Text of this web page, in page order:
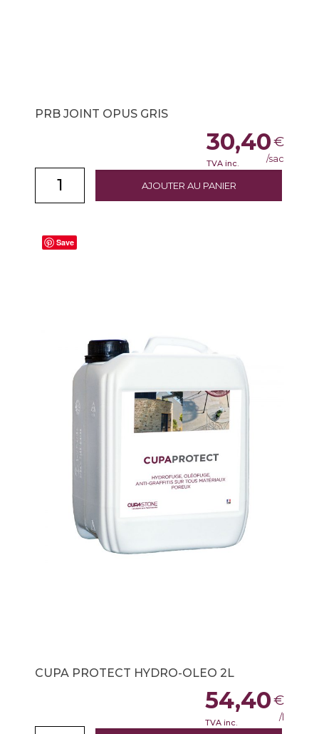
PRB JOINT OPUS GRIS
AJOUTER AU PANIER
30,40€
TVA inc. /sac
Save
CUPA PROTECT HYDRO-OLEO 2L
54,40€
TVA inc. /l